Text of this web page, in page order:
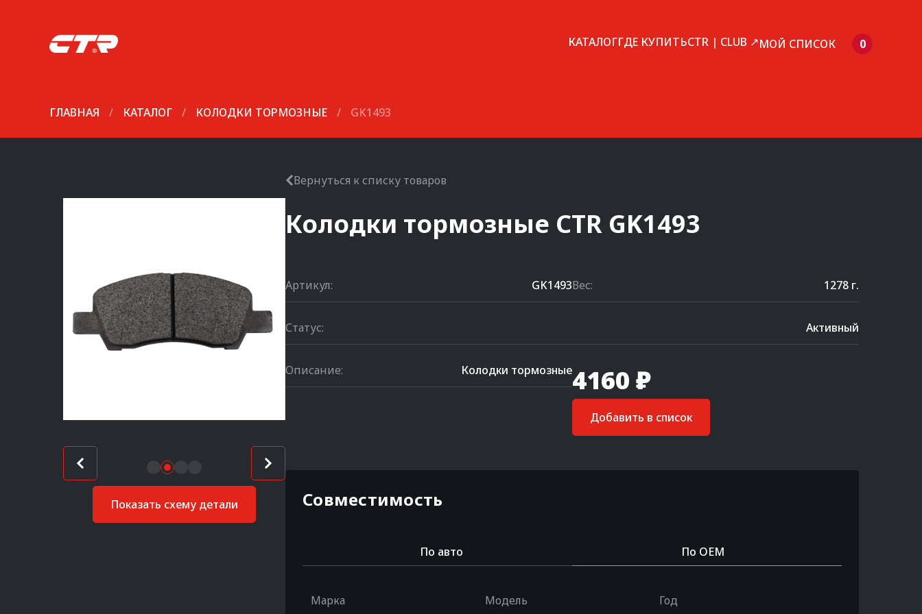
КАТАЛОГГДЕ КУПИТЬCTR | CLUB ↗МОЙ СПИСОК 0
ГЛАВНАЯ / КАТАЛОГ / КОЛОДКИ ТОРМОЗНЫЕ / GK1493
Показать схему детали
Вернуться к списку товаров
Колодки тормозные CTR GK1493
Артикул: GK1493Вес: 1278 г.
Статус: Активный
Описание: Колодки тормозные4160 ₽
Добавить в список
Совместимость
По авто По OEM
Марка Модель Год